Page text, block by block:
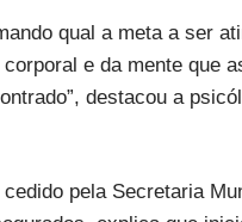
qual a meta a ser
e da mente que
destacou a
pela Secretaria